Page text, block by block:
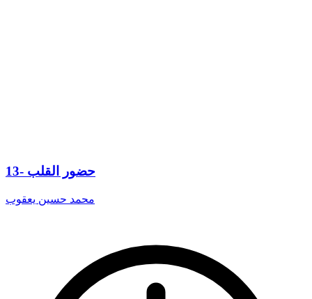
13- حضور القلب
محمد حسين يعقوب